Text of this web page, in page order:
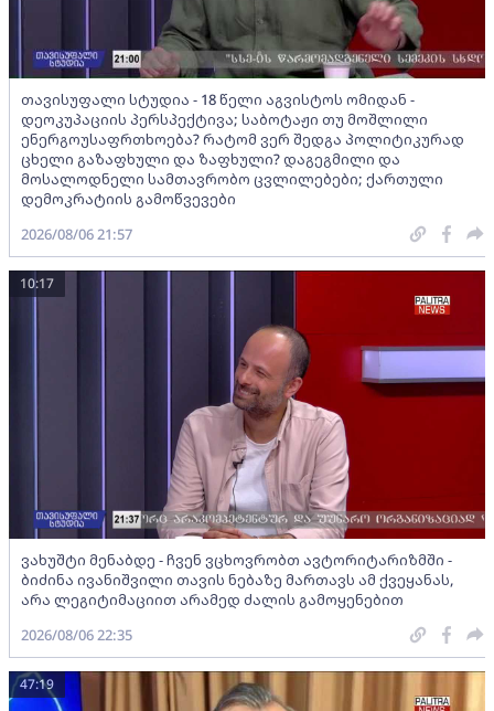
თავისუფალი სტუდია - 18 წელი აგვისტოს ომიდან -
დეოკუპაციის პერსპექტივა; საბოტაჟი თუ მოშლილი
ენერგოუსაფრთხოება? რატომ ვერ შედგა პოლიტიკურად
ცხელი გაზაფხული და ზაფხული? დაგეგმილი და
მოსალოდნელი სამთავრობო ცვლილებები; ქართული
დემოკრატიის გამოწვევები
2026/08/06 21:57
ვახუშტი მენაბდე - ჩვენ ვცხოვრობთ ავტორიტარიზმში -
ბიძინა ივანიშვილი თავის ნებაზე მართავს ამ ქვეყანას,
არა ლეგიტიმაციით არამედ ძალის გამოყენებით
10:17
2026/08/06 22:35
47:19